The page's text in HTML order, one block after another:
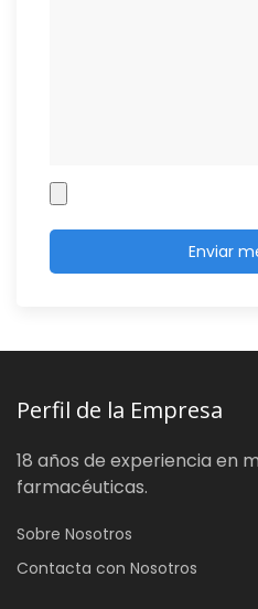
Perfil de la Empresa
18 años de experiencia en
farmacéuticas.
Sobre Nosotros
Contacta con Nosotros